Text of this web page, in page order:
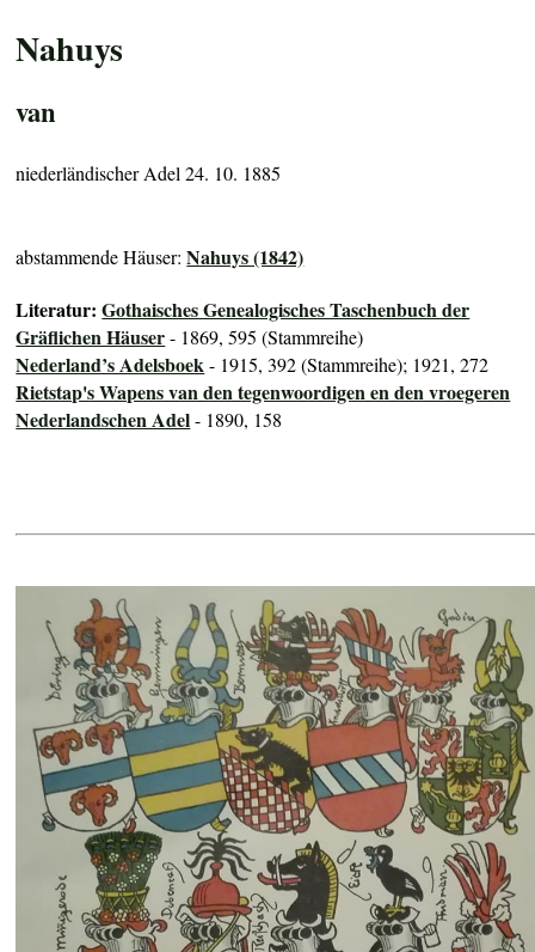
Nahuys
van
niederländischer Adel 24. 10. 1885
abstammende Häuser:Nahuys (1842)
Literatur:Gothaisches Genealogisches Taschenbuch der
Gräflichen Häuser- 1869, 595 (Stammreihe)
Nederland’s Adelsboek- 1915, 392 (Stammreihe); 1921, 272
Rietstap's Wapens van den tegenwoordigen en den vroegeren
Nederlandschen Adel- 1890, 158